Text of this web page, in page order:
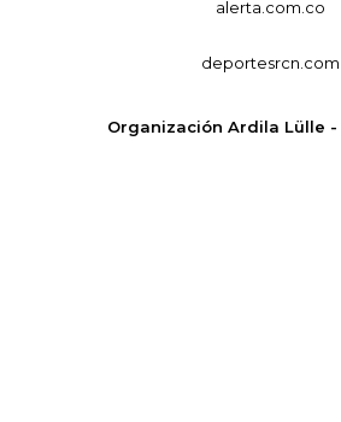
alerta.com.co
deportesrcn.com
Organización Ardila Lülle -